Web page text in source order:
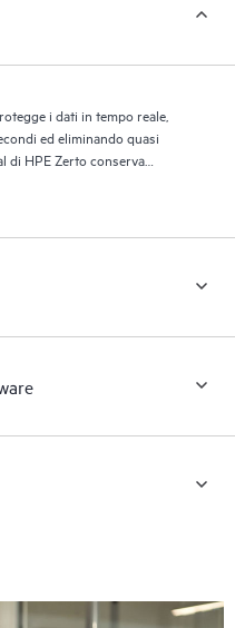
i dati in tempo reale,
ed eliminando quasi
di HPE Zerto conserva